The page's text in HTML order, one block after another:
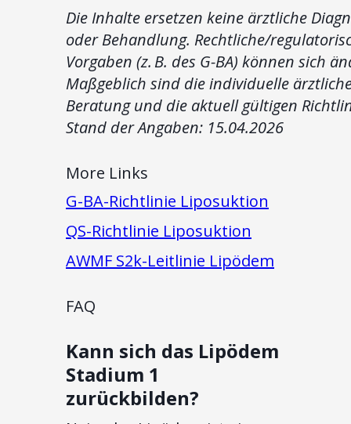
Die Inhalte ersetzen keine ärztliche
oder Behandlung. Rechtliche/
Vorgaben (z. B. des G-BA) können sich
Maßgeblich sind die individuelle
Beratung und die aktuell gültigen
Stand der Angaben: 15.04.2026
More Links
G-BA-Richtlinie Liposuktion
QS-Richtlinie Liposuktion
AWMF S2k-Leitlinie Lipödem
FAQ
Kann sich das Lipödem
Stadium 1
zurückbilden?